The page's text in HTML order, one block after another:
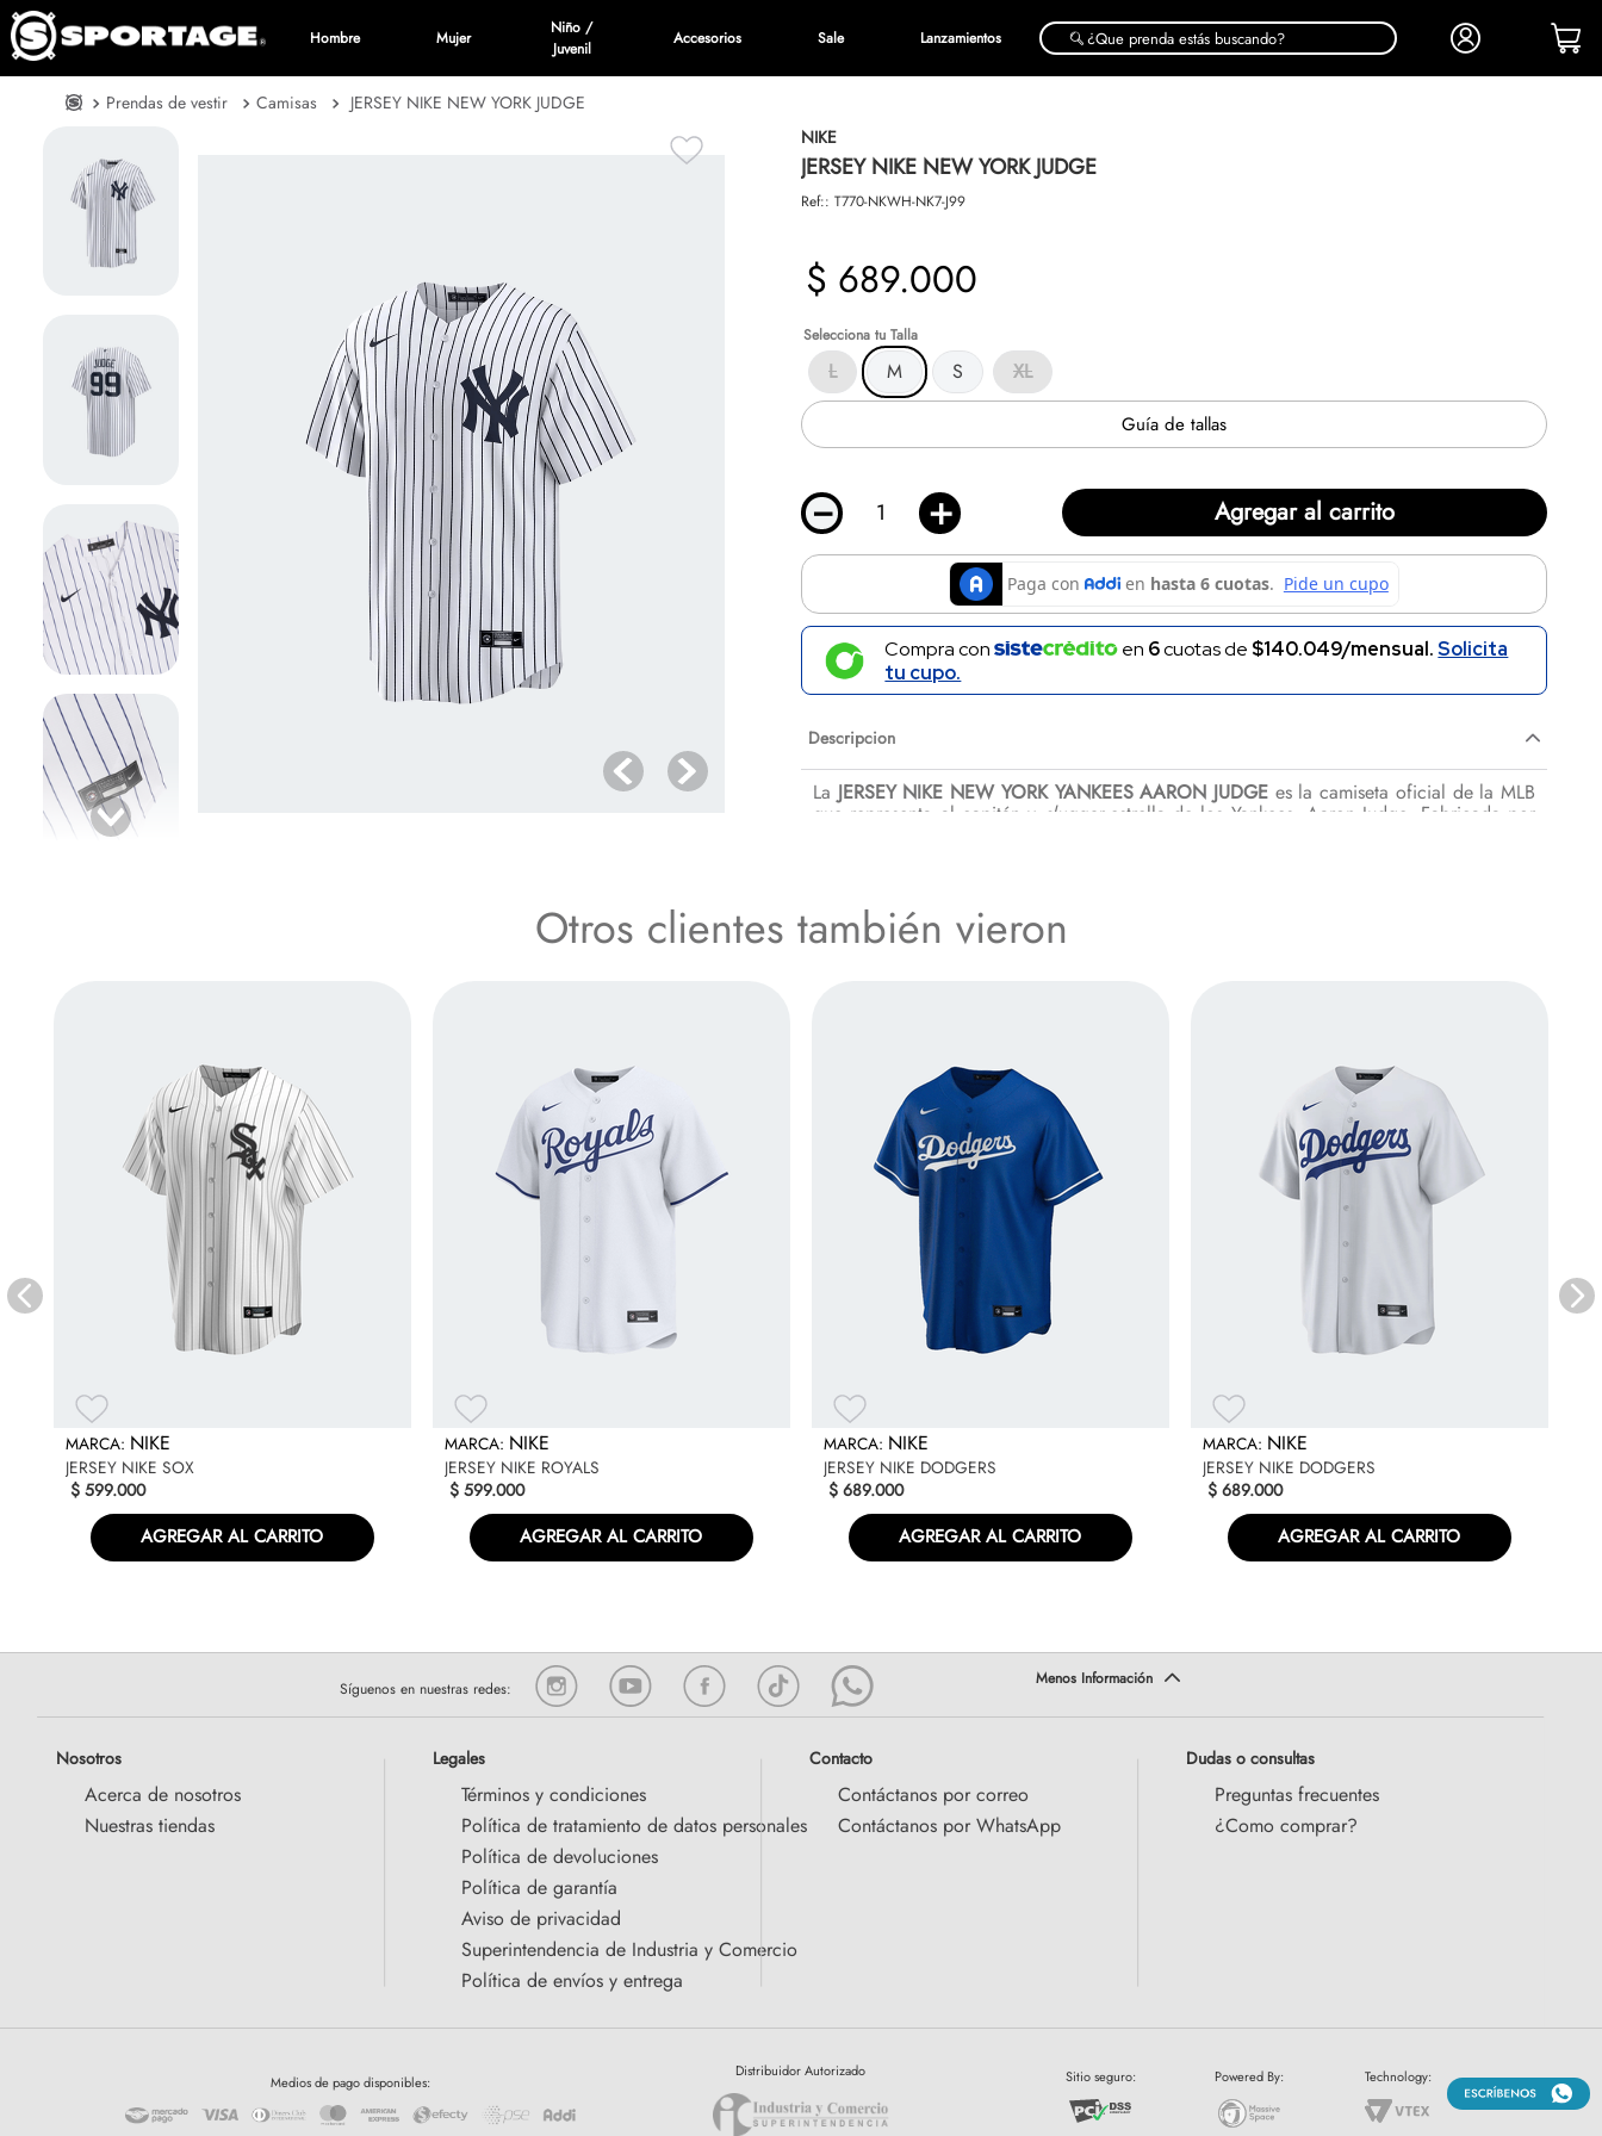
Hombre Mujer
Niño /
Juvenil
Accesorios Sale Lanzamientos ¿Que prenda estás buscando?
Prendas de vestir Camisas
JERSEY NIKE NEW YORK JUDGE
NIKE
JERSEY NIKE NEW YORK JUDGE
Ref:: T770-NKWH-NK7-J99
$ 689.000
Talla
L M S XL
Guía de tallas
＋
－ Agregar al carrito
Compra con en 6cuotas de $140.049/mensual.Solicita
tu cupo.
Descripcion
La JERSEY NIKE NEW YORK YANKEES AARON JUDGE es la camiseta oficial de la MLB
que representa al capitán y sluggerestrella de los Yankees, Aaron Judge. Fabricada por
Especificaciones
Otros clientes también vieron
NIKE
JERSEY NIKE SOX
$ 599.000
AGREGAR AL CARRITO
NIKE
JERSEY NIKE ROYALS
$ 599.000
AGREGAR AL CARRITO
NIKE
JERSEY NIKE DODGERS
$ 689.000
AGREGAR AL CARRITO
NIKE
JERSEY NIKE DODGERS
$ 689.000
AGREGAR AL CARRITO
Síguenos en nuestras redes:
Nosotros
Acerca de nosotros
Nuestras tiendas
Legales
Términos y condiciones
Política de tratamiento de datos personales
Política de devoluciones
Política de garantía
Aviso de privacidad
Superintendencia de Industria y Comercio
Política de envíos y entrega
Contacto
Contáctanos por correo
Contáctanos por WhatsApp
Dudas o consultas
Preguntas frecuentes
¿Como comprar?
Medios de pago disponibles:
Distribuidor Autorizado Sitio seguro: Powered By: Technology: